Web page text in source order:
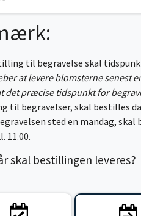
til begravelse skal
at levere blomsterne senest
det præcise tidspunkt for
til begravelser, skal bestilles
sted en mandag,
11.00.
skal bestillingen leveres?